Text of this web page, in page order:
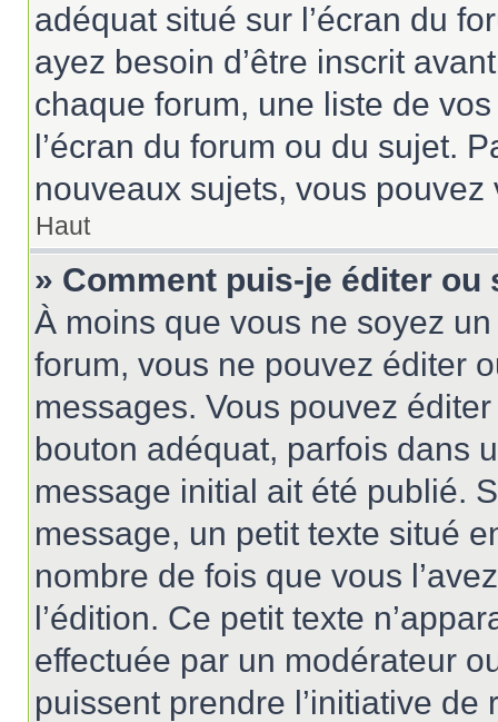
adéquat situé sur l’écran du
ayez besoin d’être inscrit
chaque forum, une liste de
l’écran du forum ou du sujet.
nouveaux sujets, vous
Haut
» Comment puis-je éditer
À moins que vous ne soyez
forum, vous ne pouvez éditer
messages. Vous pouvez
bouton adéquat, parfois dans
message initial ait été publié.
message, un petit texte situé
nombre de fois que vous
l’édition. Ce petit texte
effectuée par un modérateur
puissent prendre l’initiative